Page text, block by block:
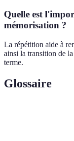
Quelle est
mémorisation ?
La répétition aide à
ainsi la transition de
terme.
Glossaire